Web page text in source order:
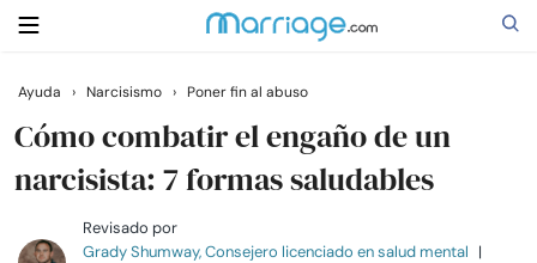
Buscar
Casarse
Ayuda › Narcisismo › Poner fin al abuso
Cómo combatir el engaño de un
narcisista: 7 formas saludables
Revisado por
Grady Shumway, Consejero licenciado en salud mental |